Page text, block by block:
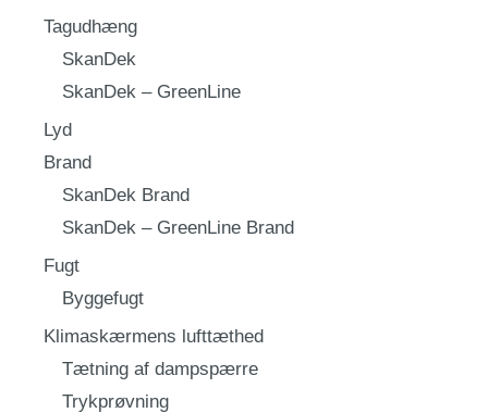
Tagudhæng
SkanDek
SkanDek – GreenLine
Lyd
Brand
SkanDek Brand
SkanDek – GreenLine Brand
Fugt
Byggefugt
Klimaskærmens lufttæthed
Tætning af dampspærre
Trykprøvning